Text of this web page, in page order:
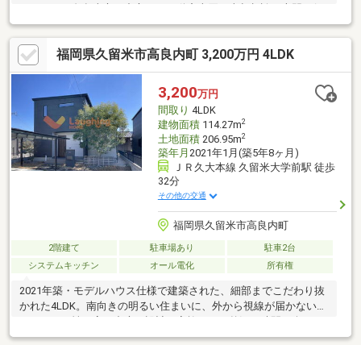
ください！久留米市を中心に、不動産売買・売却相談を専門に行
っている不動産会社です。戸建・土地・古家付き物件を主に取り
扱い、相続や住み替え、空き家整理など、売却を検討されている
方からのご相談にも対応しています。物件のご案内では、図面や
価格だけで判断するのではなく、現地での状態確認や周辺環境、
実際の暮らし方をイメージしながらご案内することを大切にして
います。購入をご検討の際には、住宅ローンの考え方や将来の資
金計画等無理のない進め方をご提案しています。
福岡県久留米市高良内町 3,200万円 4LDK
3,200万円
間取り 4LDK
建物面積114.27m2
土地面積206.95m2
築年月 2021年1月(築5年8ヶ月)
ＪＲ久大本線 久留米大学前駅 徒歩
32分
その他の交通
福岡県久留米市高良内町
2階建て 駐車場あり
駐車2台
システムキッチン
オール電化 所有権
2021年築・モデルハウス仕様で建築された、細部までこだわり抜
かれた4LDK。南向きの明るい住まいに、外から視線が届かないプ
ます。太陽光発電＋蓄電池付きで、年間約17万円の売電収入あ